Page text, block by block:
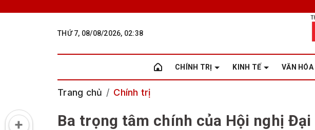
THỨ 7, 08/08/2026, 02:38
CHÍNH TRỊ KINH TẾ VĂN HÓA
Trang chủ Chính trị
Ba trọng tâm chính của Hội nghị Đại